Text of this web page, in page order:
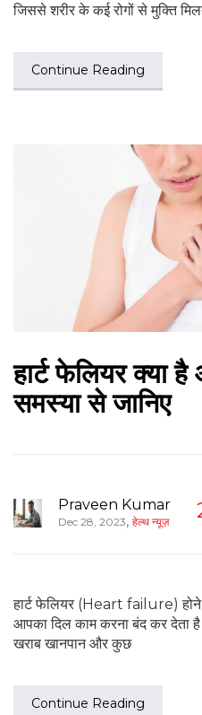
जिससे शरीर के कई रोगों से मुक्‍ति
Continue Reading
हार्ट फेलियर क्या
समस्या से जानिए
Praveen Kumar
Dec 28, 2023, हेल्थ न्यूज़
हार्ट फेलियर (Heart failure)
आपका दिल काम करना बंद कर देता
खराब खानपान और कुछ
Continue Reading